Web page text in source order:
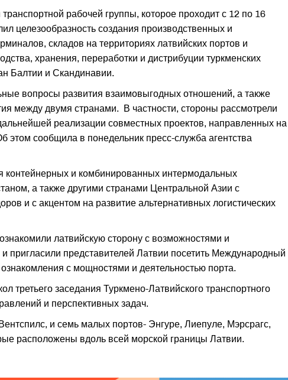
рабочей группы, которое проходит с 12 по 16
целезообразность создания производственных и
складов на территориях латвийских портов и
хранения, переработки и дистрибуции туркменских
Балтии и Скандинавии.
вопросы развития взаимовыгодных отношений, а также
между двумя странами. В частности, стороны рассмотрели
реализации совместных проектов, направленных на
этом сообщила в понедельник пресс-служба агентства
контейнерных и комбинированных интермодальных
а также другими странами Центральной Азии с
и с акцентом на развитие альтернативных логистических
латвийскую сторону с возможностями и
пригласили представителей Латвии посетить Международный
с мощностями и деятельностью порта.
третьего заседания Туркмено-Латвийского транспортного
и перспективных задач.
и семь малых портов- Энгуре, Лиепуле, Мэрсрагс,
расположены вдоль всей морской границы Латвии.